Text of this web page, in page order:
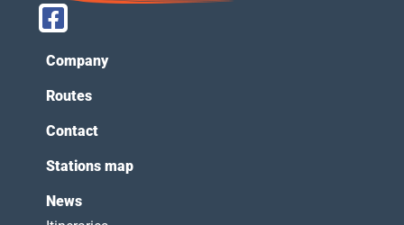
Company
Routes
Contact
Stations map
News